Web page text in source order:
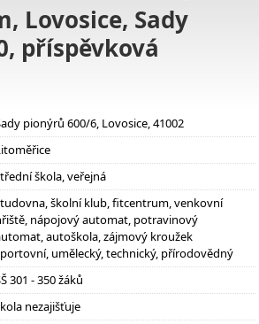
Lovosice, Sady
příspěvková
pionýrů 600/6, Lovosice, 41002
škola, veřejná
školní klub, fitcentrum, venkovní
nápojový automat, potravinový
autoškola, zájmový kroužek
umělecký, technický, přírodovědný
301 - 350 žáků
nezajišťuje